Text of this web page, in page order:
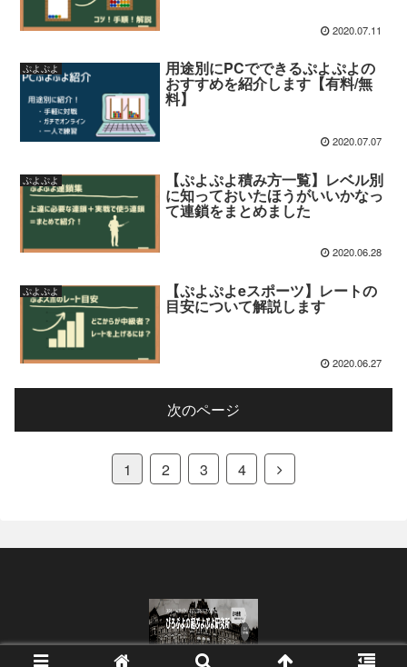
2020.07.11
ぷよぷよ 用途別にPCでできるぷよぷよの
おすすめを紹介します【有料/無
料】
2020.07.07
ぷよぷよ 【ぷよぷよ積み方一覧】レベル別
に知っておいたほうがいいかなっ
て連鎖をまとめました
2020.06.28
ぷよぷよ 【ぷよぷよeスポーツ】レートの
目安について解説します
2020.06.27
次のページ
1 2 3 4